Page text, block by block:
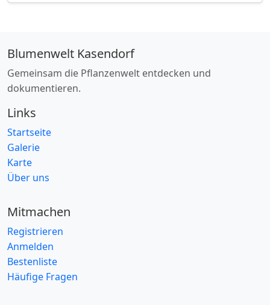
Blumenwelt Kasendorf
Gemeinsam die Pflanzenwelt entdecken und
dokumentieren.
Links
Startseite
Galerie
Karte
Über uns
Mitmachen
Registrieren
Anmelden
Bestenliste
Häufige Fragen